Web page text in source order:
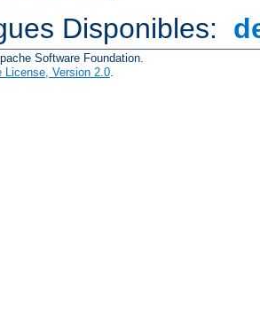
Disponibles:
Software Foundation.
License, Version 2.0.